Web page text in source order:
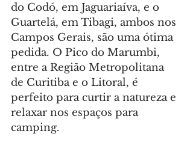
do Codó, em Jaguariaíva, e o
Guartelá, em Tibagi, ambos nos
Campos Gerais, são uma ótima
pedida. O Pico do Marumbi,
entre a Região Metropolitana
de Curitiba e o Litoral, é
perfeito para curtir a natureza e
relaxar nos espaços para
camping.